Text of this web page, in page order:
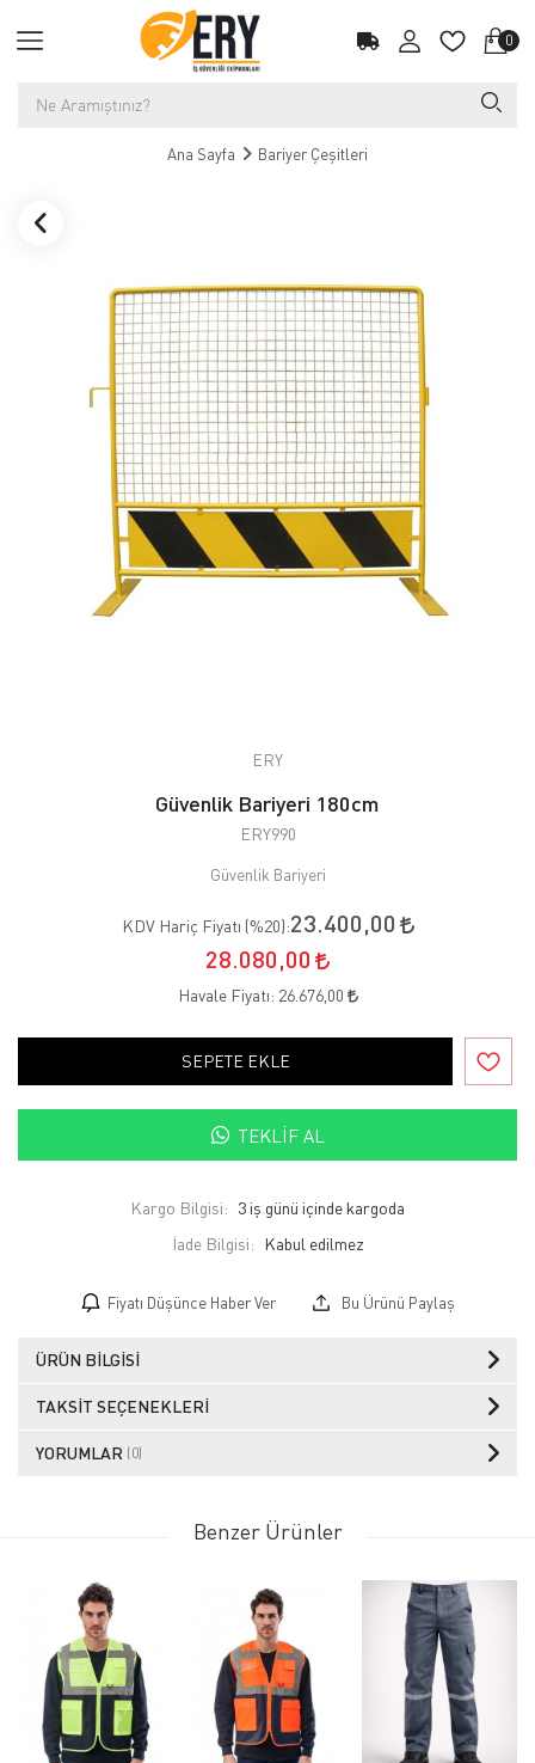
0
Ana Sayfa Bariyer Çeşitleri
ERY
Güvenlik Bariyeri 180cm
ERY990
Güvenlik Bariyeri
KDV Hariç Fiyatı (%20):23.400,00
28.080,00
Havale Fiyatı: 26.676,00
SEPETE EKLE
TEKLIF AL
Kargo Bilgisi: 3 iş günü içinde kargoda
İade Bilgisi:
Fiyatı Düşünce Haber Ver Bu Ürünü Paylaş
ÜRÜN BILGISI
TAKSIT SEÇENEKLERI
YORUMLAR (0)
Benzer Ürünler